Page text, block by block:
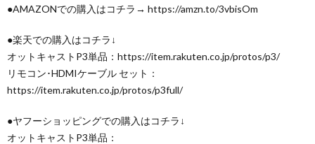
●AMAZONでの購入はコチラ→ https://amzn.to/3vbisOm
●楽天での購入はコチラ↓
オットキャストP3単品：https://item.rakuten.co.jp/protos/p3/
リモコン･HDMIケーブル セット：
https://item.rakuten.co.jp/protos/p3full/
●ヤフーショッピングでの購入はコチラ↓
オットキャストP3単品：